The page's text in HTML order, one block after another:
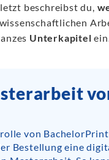
beschreibst du,
Unterkapitel ein.
von BachelorPrint
Bestellung eine